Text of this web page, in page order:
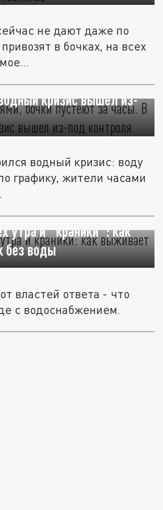
не дают даже по
в бочках, на всех
бочки пустеют за
кризис вышел из-
водный кризис: воду
графику, жители часами
утра и "краники": как
без воды
властей ответа - что
с водоснабжением.